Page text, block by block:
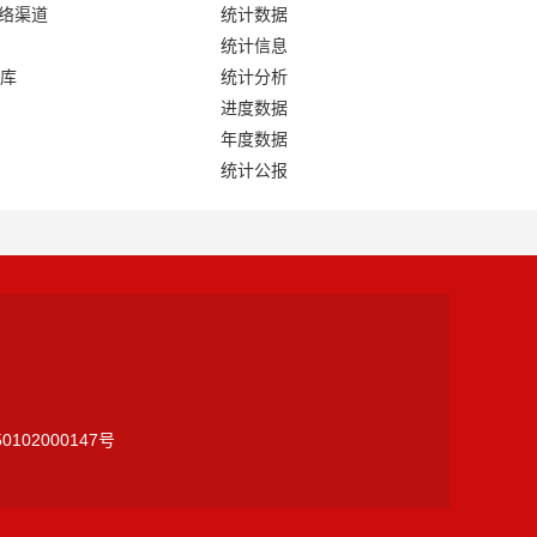
渠道
统计数据
统计信息
统计分析
进度数据
年度数据
统计公报
号